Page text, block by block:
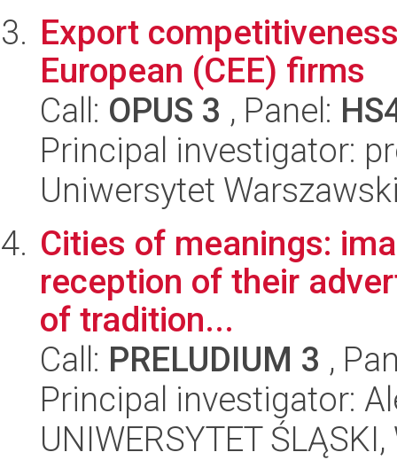
Export
European (CEE) firms
Call: OPUS 3 , Panel:
Principal investigator:
Uniwersytet
Cities of meanings:
reception of their
of tradition...
Call: PRELUDIUM 3 ,
Principal investigator:
UNIWERSYTET